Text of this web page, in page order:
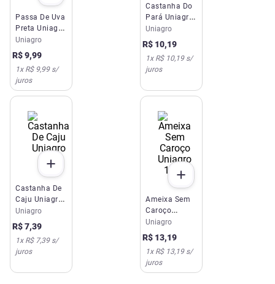
Passa De Uva
Preta Uniagro
150g
Uniagro
R$9,99
1x R$ 9,99s/
juros
Castanha Do
Pará Uniagro
30g
Uniagro
R$ 10,19
1x R$ 10,19s/
juros
Castanha De
Caju Uniagro
30g
Uniagro
R$7,39
1x R$ 7,39s/
juros
Ameixa Sem
Caroço
Uniagro 150g
Uniagro
R$ 13,19
1x R$ 13,19s/
juros